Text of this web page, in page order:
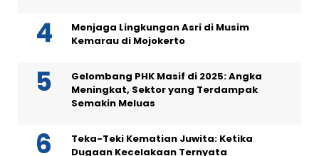
Menjaga Lingkungan Asri di Musim
Kemarau di Mojokerto
Gelombang PHK Masif di 2025: Angka
Meningkat, Sektor yang Terdampak
Semakin Meluas
Teka-Teki Kematian Juwita: Ketika
Dugaan Kecelakaan Ternyata